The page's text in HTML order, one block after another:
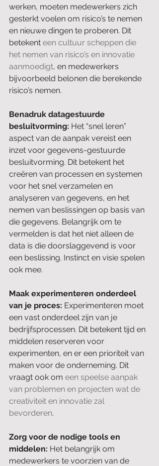
werken, moeten medewerkers zich
gesterkt voelen om risico’s te nemen
en nieuwe dingen te proberen. Dit
betekent een cultuur scheppen die
het nemen van risico’s en innovatie
aanmoedigt, en medewerkers
bijvoorbeeld belonen die berekende
risico’s nemen.
Benadruk datagestuurde
besluitvorming: Het “snel leren”
aspect van de aanpak vereist een
inzet voor gegevens-gestuurde
besluitvorming. Dit betekent het
creëren van processen en systemen
voor het snel verzamelen en
analyseren van gegevens, en het
nemen van beslissingen op basis van
die gegevens. Belangrijk om te
vermelden is dat het niet alleen de
data is die doorslaggevend is voor
een beslissing. Instinct en visie spelen
ook mee.
Maak experimenteren onderdeel
van je proces: Experimenteren moet
een vast onderdeel zijn van je
bedrijfsprocessen. Dit betekent tijd en
middelen reserveren voor
experimenten, en er een prioriteit van
maken voor de onderneming. Dit
vraagt ook om een speelse aanpak
van problemen en projecten wat de
creativiteit en innovatie zal
bevorderen.
Zorg voor de nodige tools en
middelen: Het belangrijk om
medewerkers te voorzien van de